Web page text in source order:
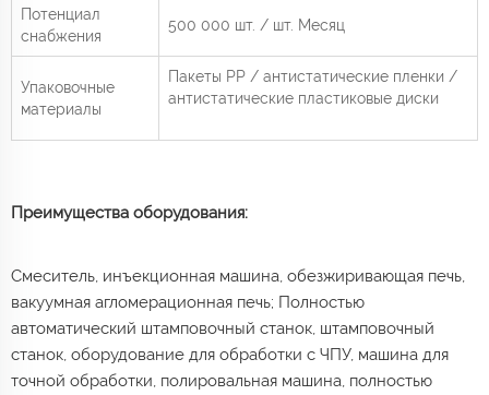
Потенциал
снабжения
500 000 шт. / шт. Месяц
Упаковочные
материалы
Пакеты PP / антистатические пленки /
антистатические пластиковые диски
Преимущества оборудования:
Смеситель, инъекционная машина, обезжиривающая печь,
вакуумная агломерационная печь; Полностью
автоматический штамповочный станок, штамповочный
станок, оборудование для обработки с ЧПУ, машина для
точной обработки, полировальная машина, полностью